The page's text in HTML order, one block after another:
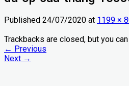
Published 24/07/2020 at 1199 ×
Trackbacks are closed, but you can
← Previous
Next →